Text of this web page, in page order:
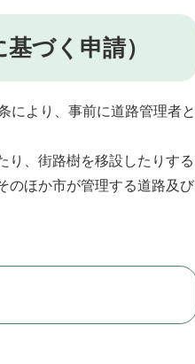
づく申請）
により、事前に道路管理者と
、街路樹を移設したりする
のほか市が管理する道路及び